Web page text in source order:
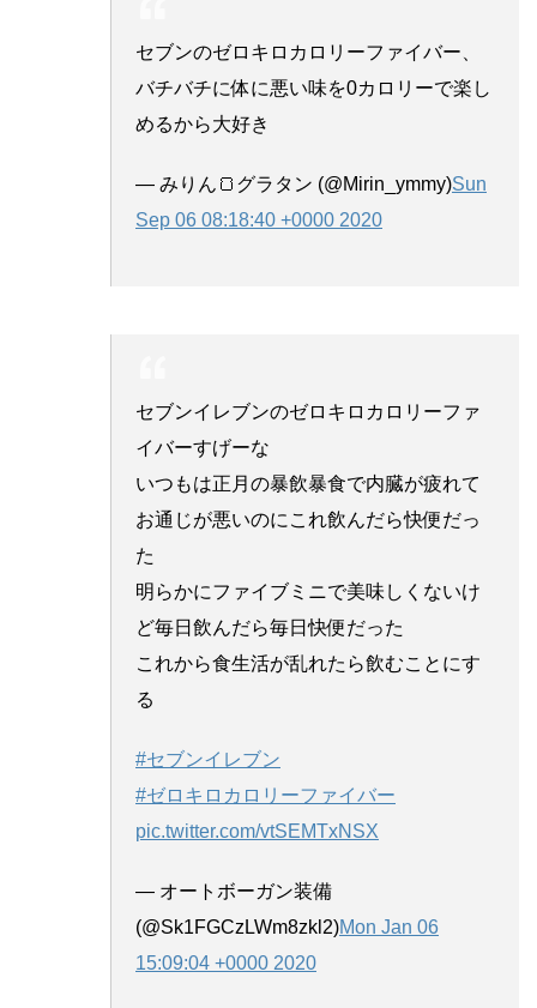
セブンのゼロキロカロリーファイバー、
バチバチに体に悪い味を0カロリーで楽し
めるから大好き
— みりん🍞グラタン (@Mirin_ymmy)Sun
Sep 06 08:18:40 +0000 2020
セブンイレブンのゼロキロカロリーファ
イバーすげーな
いつもは正月の暴飲暴食で内臓が疲れて
お通じが悪いのにこれ飲んだら快便だっ
た
明らかにファイブミニで美味しくないけ
ど毎日飲んだら毎日快便だった
これから食生活が乱れたら飲むことにす
る
#セブンイレブン
#ゼロキロカロリーファイバー
pic.twitter.com/vtSEMTxNSX
— オートボーガン装備
(@Sk1FGCzLWm8zkl2)Mon Jan 06
15:09:04 +0000 2020